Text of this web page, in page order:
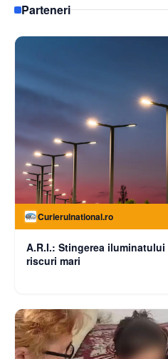
Parteneri
Curierulnational.ro
A.R.I.: Stingerea
riscuri mari